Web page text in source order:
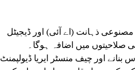
ذہانت (اے آئی) اور ڈیجیٹل
صلاحیتوں میں اضافہ ہوگا۔
اور چیف منسٹر ایریا ڈیولپمنٹ